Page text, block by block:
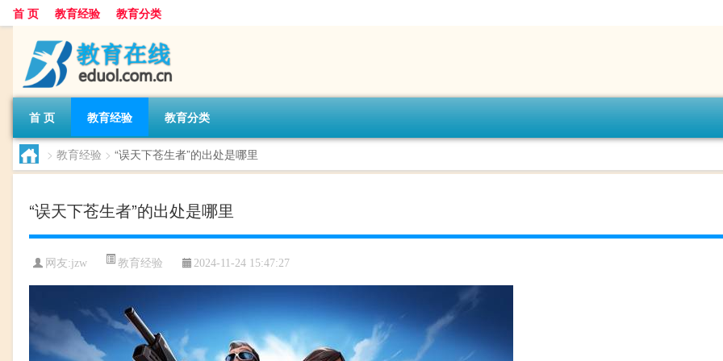
首 页 教育经验 教育分类
首 页 教育经验 教育分类
> 教育经验 > “误天下苍生者”的出处是哪里
“误天下苍生者”的出处是哪里
网友:jzw 教育经验 2024-11-24 15:47:27